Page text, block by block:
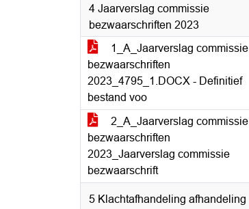
4 Jaarverslag commissie
bezwaarschriften 2023
1_A_Jaarverslag commissie
bezwaarschriften
2023_4795_1.DOCX - Definitief
bestand voo
2_A_Jaarverslag commissie
bezwaarschriften
2023_Jaarverslag commissie
bezwaarschrift
5 Klachtafhandeling afhandeling